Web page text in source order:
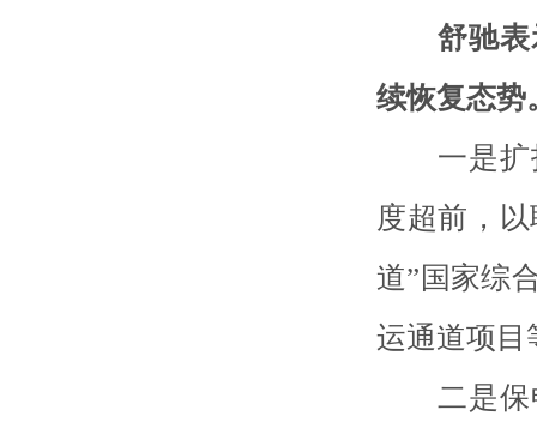
舒驰
续恢复态势
一是扩投
度超前，
道”国家综
运通道项目
二是保畅